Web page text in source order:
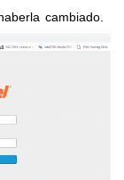
cambiado.